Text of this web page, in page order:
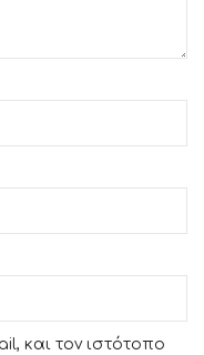
και τον ιστότοπο